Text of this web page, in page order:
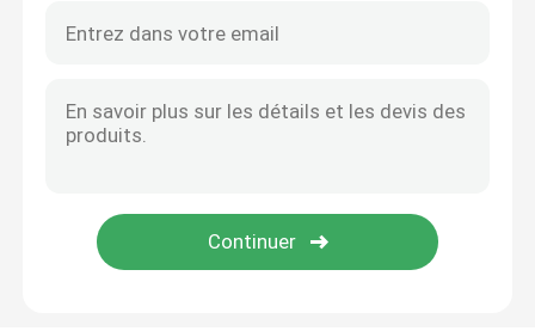
Sac de emballage d'engrais
BOPP a stratifié les sacs tissés par pp
Sacs de soupapes en PE